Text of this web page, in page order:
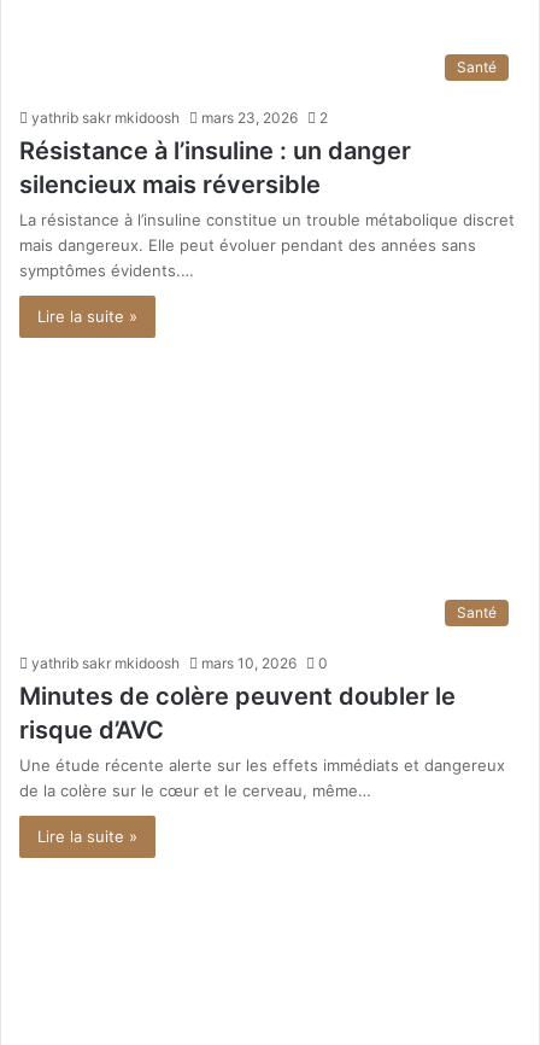
Santé
yathrib sakr mkidoosh mars 23, 2026 2
Résistance à l’insuline : un danger
silencieux mais réversible
La résistance à l’insuline constitue un trouble métabolique discret
mais dangereux. Elle peut évoluer pendant des années sans
symptômes évidents.…
Lire la suite »
Santé
yathrib sakr mkidoosh mars 10, 2026 0
Minutes de colère peuvent doubler le
risque d’AVC
Une étude récente alerte sur les effets immédiats et dangereux
de la colère sur le cœur et le cerveau, même…
Lire la suite »